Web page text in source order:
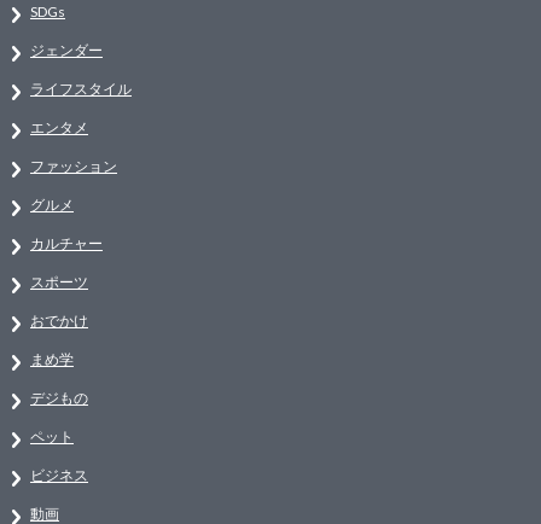
SDGs
ジェンダー
ライフスタイル
エンタメ
ファッション
グルメ
カルチャー
スポーツ
おでかけ
まめ学
デジもの
ペット
ビジネス
動画